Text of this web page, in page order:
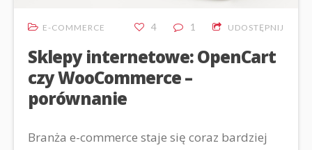
E-COMMERCE 4 1 UDOSTĘPNIJ
Sklepy internetowe: OpenCart
czy WooCommerce –
porównanie
Branża e-commerce staje się coraz bardziej